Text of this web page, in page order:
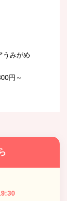
うみがめ
円～